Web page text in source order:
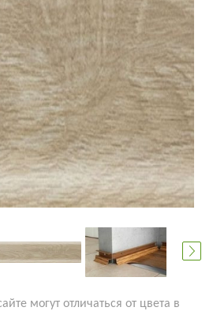
могут отличаться от цвета в